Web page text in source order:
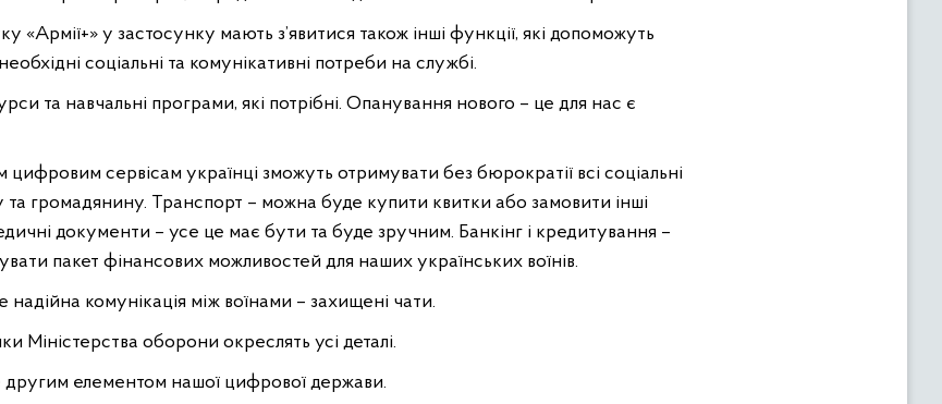
«Армії+» у застосунку мають з’явитися також інші функції, які допоможуть
соціальні та комунікативні потреби на службі.
та навчальні програми, які потрібні. Опанування нового – це для нас є
сервісам українці зможуть отримувати без бюрократії всі соціальні
та громадянину. Транспорт – можна буде купити квитки або замовити інші
документи – усе це має бути та буде зручним. Банкінг і кредитування –
пакет фінансових можливостей для наших українських воїнів.
комунікація між воїнами – захищені чати.
Міністерства оборони окреслять усі деталі.
другим елементом нашої цифрової держави.